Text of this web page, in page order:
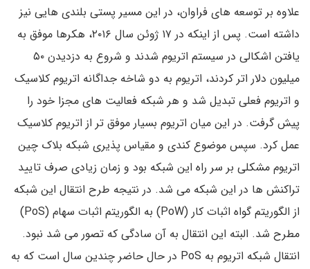
علاوه بر توسعه های فراوان، در این مسیر پستی بلندی هایی نیز
داشته است. پس از اینکه در ۱۷ ژوئن سال ۲۰۱۶، هکرها موفق به
یافتن اشکالی در سیستم اتریوم شدند و شروع به دزدیدن ۵۰
میلیون دلار اتر کردند، اتریوم به دو شاخه جداگانه اتریوم کلاسیک
و اتریوم فعلی تبدیل شد و هر شبکه فعالیت های مجزا خود را
پیش گرفت. در این میان اتریوم بسیار موفق تر از اتریوم کلاسیک
عمل کرد. سپس موضوع کندی و مقیاس پذیری شبکه بلاک چین
اتریوم مشکلی بر سر راه این شبکه بود و زمان زیادی صرف تایید
تراکنش ها در این شبکه می شد. در نتیجه طرح انتقال این شبکه
از الگوریتم گواه اثبات کار (PoW) به الگوریتم اثبات سهام (PoS)
مطرح شد. البته این انتقال به آن سادگی که تصور می شد نبود.
انتقال شبکه اتریوم به PoS در حال حاضر چندین سال است که به